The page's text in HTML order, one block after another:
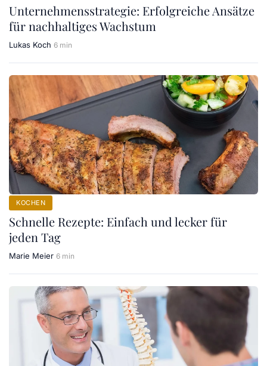
Unternehmensstrategie: Erfolgreiche Ansätze
für nachhaltiges Wachstum
Lukas Koch 6 min
KOCHEN
Schnelle Rezepte: Einfach und lecker für
jeden Tag
Marie Meier 6 min